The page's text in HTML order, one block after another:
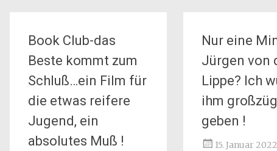
Book Club-das
Beste kommt zum
Schluß…ein Film für
die etwas reifere
Jugend, ein
absolutes Muß !
Nur eine
Jürgen von
Lippe? Ich
ihm
geben !
15. Januar 2022